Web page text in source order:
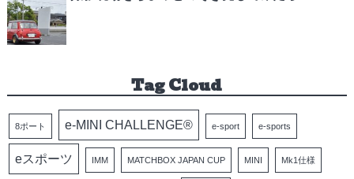
Tag Cloud
8ポート e-MINI CHALLENGE® e-sport e-sports
eスポーツ IMM MATCHBOX JAPAN CUP MINI Mk1仕様